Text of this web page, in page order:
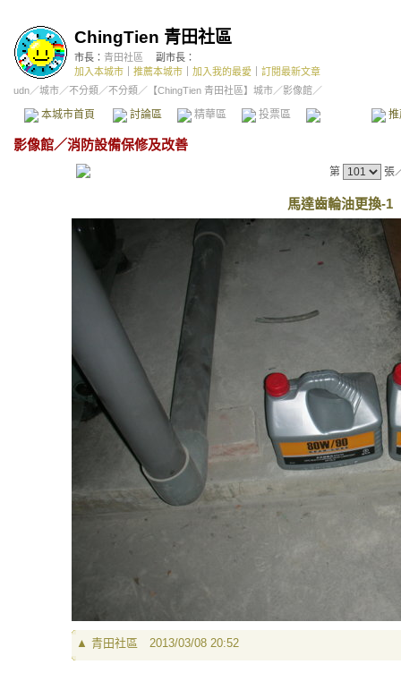
ChingTien 青田社區
市長： 青田社區
副市長：
加入本城市
推薦本城市 加入我的最愛
訂閱最新文章
udn／城市／不分類 ／不分類 ／ 【ChingTien 青田社區】城市／影像館／
本城市首頁 討論區 精華區 投票區 影像館
影像館／消防設備保修及改善
第 張
馬達齒輪油更換-1
▲ 青田社區 2013/03/08 20:52